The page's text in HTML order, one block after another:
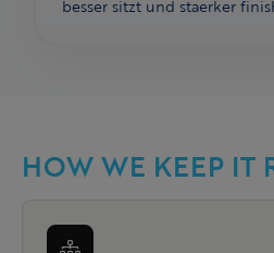
besser sitzt und staerker
HOW WE KEEP IT